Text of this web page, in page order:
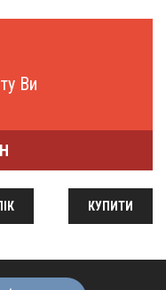
Ви
КУПИТИ